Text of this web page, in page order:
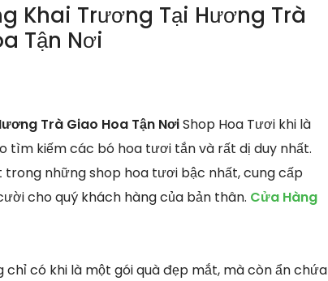
Khai Trương Tại Hương Trà
Tận Nơi
Trà Giao Hoa Tận NơiShop Hoa Tươi khi là
tìm kiếm các bó hoa tươi tắn và rất dị duy nhất.
những shop hoa tươi bậc nhất, cung cấp
cho quý khách hàng của bản thân. Cửa Hàng
chỉ có khi là một gói quà đẹp mắt, mà còn ẩn chứa